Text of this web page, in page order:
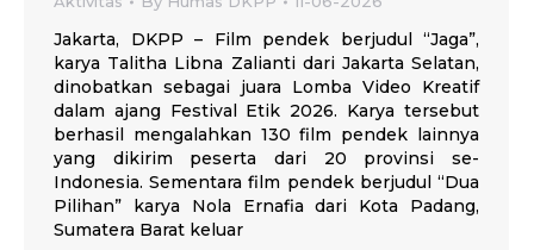
Jakarta, DKPP – Film pendek berjudul “Jaga”,
karya Talitha Libna Zalianti dari Jakarta Selatan,
dinobatkan sebagai juara Lomba Video Kreatif
dalam ajang Festival Etik 2026. Karya tersebut
berhasil mengalahkan 130 film pendek lainnya
yang dikirim peserta dari 20 provinsi se-
Indonesia. Sementara film pendek berjudul “Dua
Pilihan” karya Nola Ernafia dari Kota Padang,
Sumatera Barat keluar